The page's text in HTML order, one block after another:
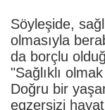
Söyleşide,
olmasıyla
da borçlu
"Sağlıklı
Doğru bir
egzersizi